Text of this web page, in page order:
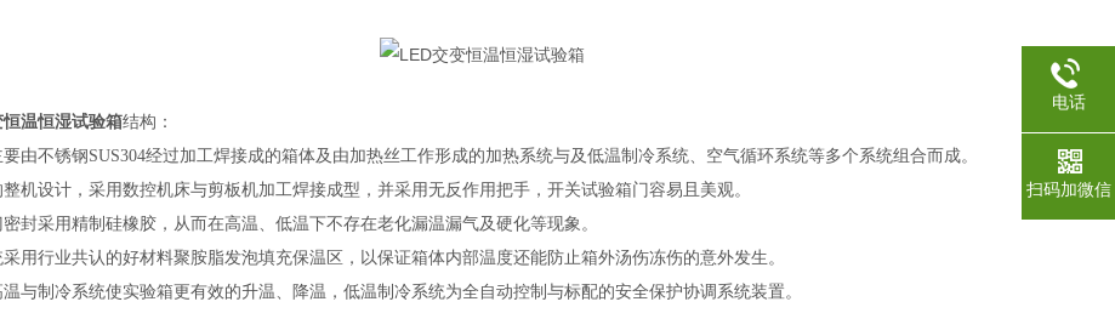
温恒湿试验箱结构：
由不锈钢SUS304经过加工焊接成的箱体及由加热丝工作形成的加热系统与及低温制冷系统、空气循环系统等多个系统组合而成。
机设计，采用数控机床与剪板机加工焊接成型，并采用无反作用把手，开关试验箱门容易且美观。
封采用精制硅橡胶，从而在高温、低温下不存在老化漏温漏气及硬化等现象。
用行业共认的好材料聚胺脂发泡填充保温区，以保证箱体内部温度还能防止箱外汤伤冻伤的意外发生。
与制冷系统使实验箱更有效的升温、降温，低温制冷系统为全自动控制与标配的安全保护协调系统装置。
电话
扫码加微信